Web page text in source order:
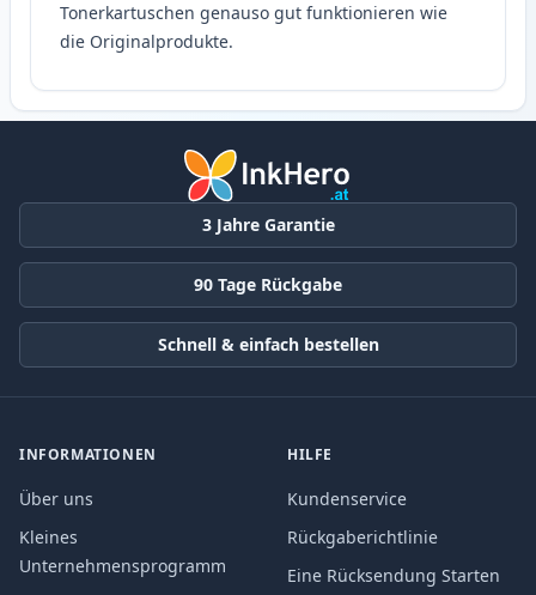
Tonerkartuschen genauso gut funktionieren wie
die Originalprodukte.
3 Jahre Garantie
90 Tage Rückgabe
Schnell & einfach bestellen
INFORMATIONEN
Über uns
Kleines
Unternehmensprogramm
HILFE
Kundenservice
Rückgaberichtlinie
Eine Rücksendung Starten